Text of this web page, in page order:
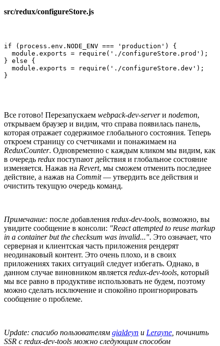
src/redux/configureStore.js
if (process.env.NODE_ENV === 'production') {
  module.exports = require('./configureStore.prod');
} else {
  module.exports = require('./configureStore.dev');
}
Все готово! Перезапускаем webpack-dev-serverи nodemon,
открываем браузер и видим, что справа появилась панель,
которая отражает содержимое глобального состояния. Теперь
откроем страницу со счетчиками и понажимаем на
ReduxCounter. Одновременно с каждым кликом мы видим, как
в очередь redux поступают действия и глобальное состояние
изменяется. Нажав на Revert, мы сможем отменить последнее
действие, а нажав на Commit— утвердить все действия и
очистить текущую очередь команд.
Примечание: после добавления redux-dev-tools, возможно, вы
увидите сообщение в консоли: "React attempted to reuse markup
in a container but the checksum was invalid...". Это означает, что
серверная и клиентская часть приложения рендерят
неодинаковый контент. Это очень плохо, и в своих
приложениях таких ситуаций следует избегать. Однако, в
данном случае виновником является redux-dev-tools, который
мы все равно в продуктиве использовать не будем, поэтому
можно сделать исключение и спокойно проигнорировать
сообщение о проблеме.
Update: спасибо пользователям gialdeyn и Lerayne , починить
SSR с redux-dev-tools можно следующим способом